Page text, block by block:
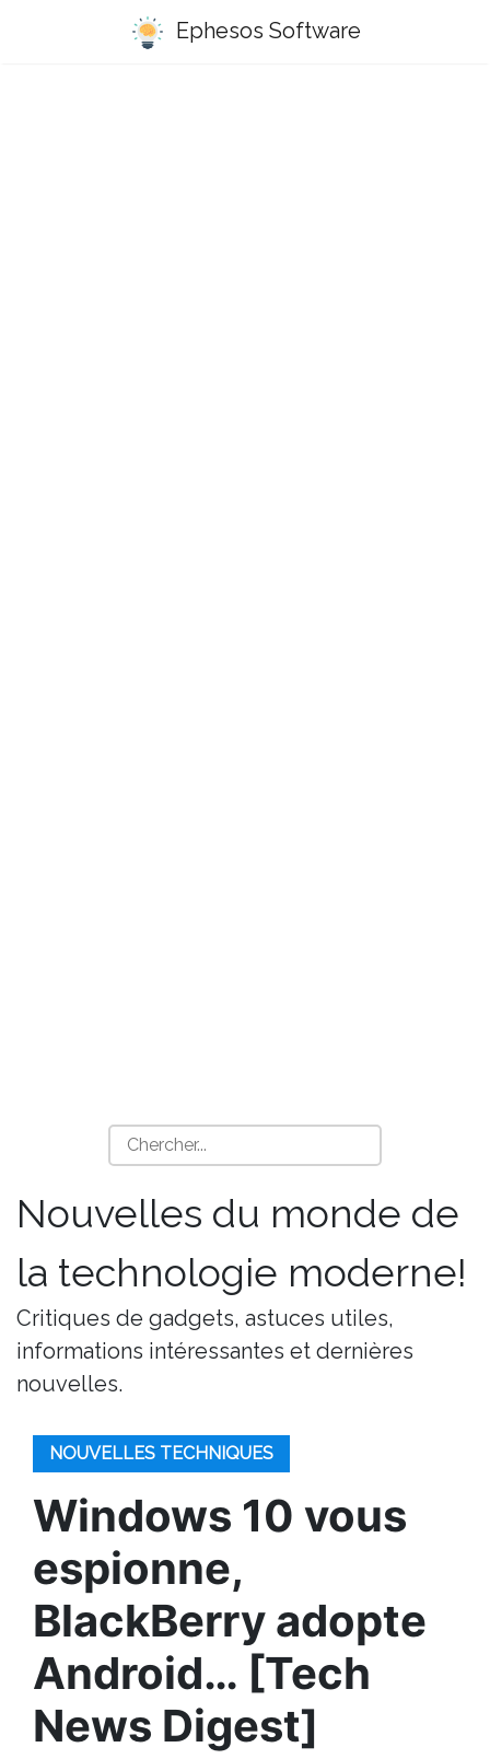
Ephesos Software
Nouvelles du monde de
la technologie moderne!
Critiques de gadgets, astuces utiles,
informations intéressantes et dernières
nouvelles.
NOUVELLES TECHNIQUES
Windows 10 vous
espionne,
BlackBerry adopte
Android… [Tech
News Digest]